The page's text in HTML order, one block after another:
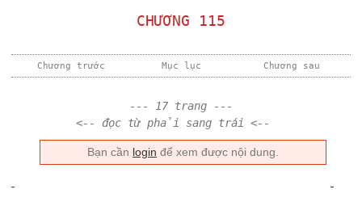
CHƯƠNG 115
Chương trước Mục lục Chương sau
--- 17 trang ---
<-- đọc từ phải sang trái <--
Bạn cần login để xem được nội dung.